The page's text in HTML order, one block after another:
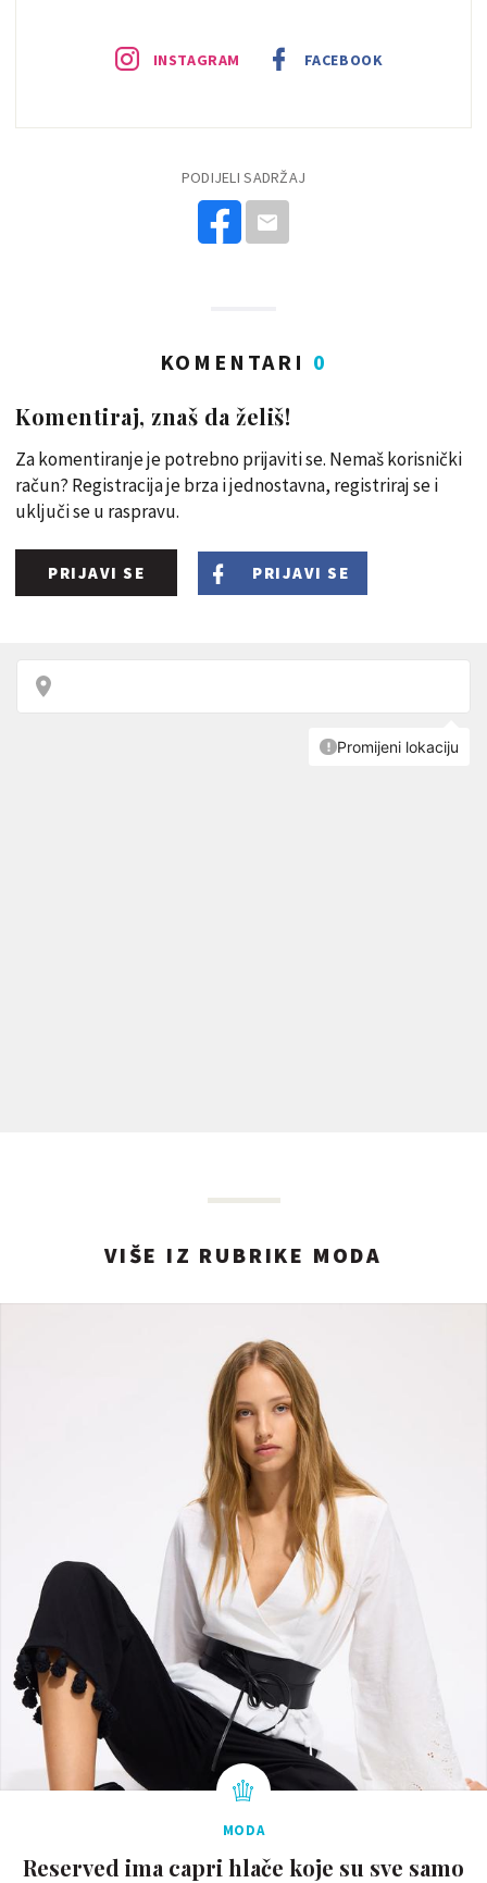
INSTAGRAM FACEBOOK
PODIJELI SADRŽAJ
KOMENTARI 0
Komentiraj, znaš da želiš!
Za komentiranje je potrebno prijaviti se. Nemaš korisnički
račun? Registracija je brza i jednostavna, registriraj se i
uključi se u raspravu.
PRIJAVI SE PRIJAVI SE
VIŠE IZ RUBRIKE MODA
MODA
Reserved ima capri hlače koje su sve samo